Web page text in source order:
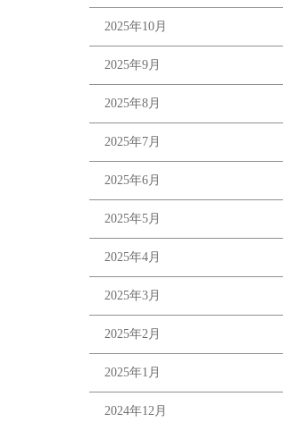
2025年10月
2025年9月
2025年8月
2025年7月
2025年6月
2025年5月
2025年4月
2025年3月
2025年2月
2025年1月
2024年12月